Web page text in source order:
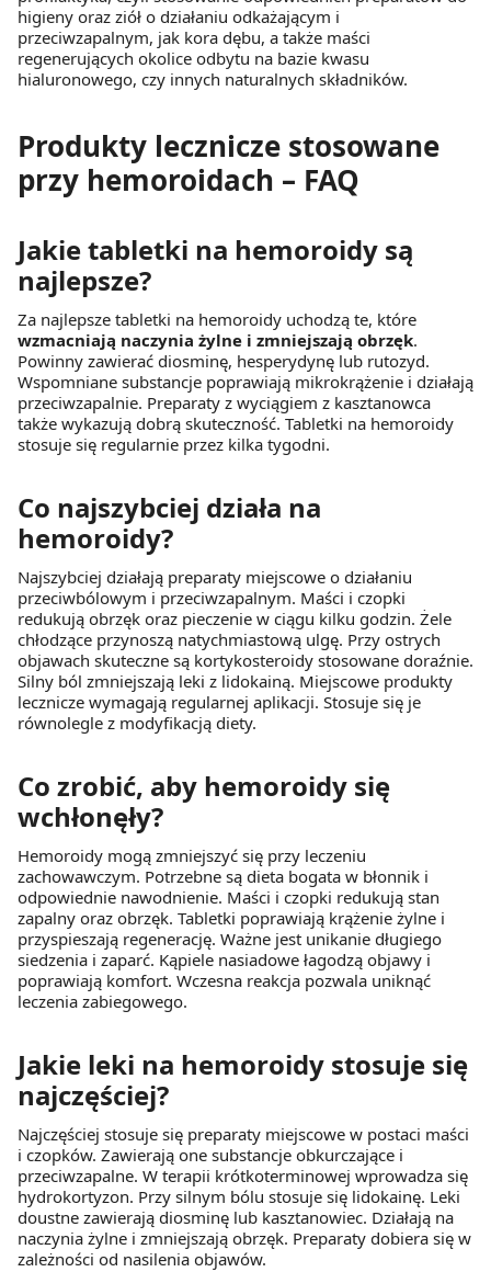
z brakiem dostępu do wszystkich funkcjonalności
higieny oraz ziół o działaniu odkażającym i
przeciwzapalnym, jak kora dębu, a także maści
regenerujących okolice odbytu na bazie kwasu
hialuronowego, czy innych naturalnych składników.
Produkty lecznicze stosowane
przy hemoroidach – FAQ
Jakie tabletki na hemoroidy są
najlepsze?
Za najlepsze tabletki na hemoroidy uchodzą te, które
wzmacniają naczynia żylne i zmniejszają obrzęk.
Powinny zawierać diosminę, hesperydynę lub rutozyd.
Wspomniane substancje poprawiają mikrokrążenie i działają
przeciwzapalnie. Preparaty z wyciągiem z kasztanowca
także wykazują dobrą skuteczność. Tabletki na hemoroidy
stosuje się regularnie przez kilka tygodni.
Co najszybciej działa na
hemoroidy?
Najszybciej działają preparaty miejscowe o działaniu
przeciwbólowym i przeciwzapalnym. Maści i czopki
redukują obrzęk oraz pieczenie w ciągu kilku godzin. Żele
chłodzące przynoszą natychmiastową ulgę. Przy ostrych
objawach skuteczne są kortykosteroidy stosowane doraźnie.
Silny ból zmniejszają leki z lidokainą. Miejscowe produkty
lecznicze wymagają regularnej aplikacji. Stosuje się je
równolegle z modyfikacją diety.
Co zrobić, aby hemoroidy się
wchłonęły?
Hemoroidy mogą zmniejszyć się przy leczeniu
zachowawczym. Potrzebne są dieta bogata w błonnik i
odpowiednie nawodnienie. Maści i czopki redukują stan
zapalny oraz obrzęk. Tabletki poprawiają krążenie żylne i
przyspieszają regenerację. Ważne jest unikanie długiego
siedzenia i zaparć. Kąpiele nasiadowe łagodzą objawy i
poprawiają komfort. Wczesna reakcja pozwala uniknąć
leczenia zabiegowego.
Jakie leki na hemoroidy stosuje się
najczęściej?
Najczęściej stosuje się preparaty miejscowe w postaci maści
i czopków. Zawierają one substancje obkurczające i
przeciwzapalne. W terapii krótkoterminowej wprowadza się
hydrokortyzon. Przy silnym bólu stosuje się lidokainę. Leki
doustne zawierają diosminę lub kasztanowiec. Działają na
naczynia żylne i zmniejszają obrzęk. Preparaty dobiera się w
zależności od nasilenia objawów.